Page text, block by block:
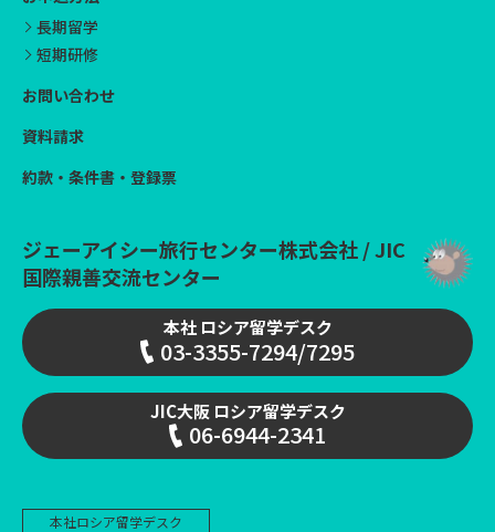
長期留学
短期研修
お問い合わせ
資料請求
約款・条件書・登録票
ジェーアイシー旅行センター株式会社 / JIC
国際親善交流センター
本社 ロシア留学デスク
03-3355-7294/7295
JIC大阪 ロシア留学デスク
06-6944-2341
本社ロシア留学デスク